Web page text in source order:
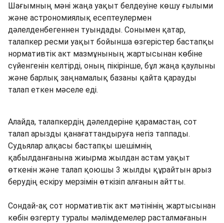
Шағымның мәні жаңа уақыт белдеуіне көшу ғылыми
және астрономиялық есептеулермен
дәлелденбегеннен туындады. Сонымен қатар,
талапкер ресми уақыт бойынша өзгерістер бастапқы
нормативтік акт мазмұнының жартысынан көбіне
сүйенгенін келтірді, оның пікірінше, бұл жаңа қаулыны
және барлық заңнамалық базаны қайта қарауды
талап еткен мәселе еді.
Алайда, талапкердің дәлелдеріне қарамастан, сот
талап арызды қанағаттандыруға негіз таппады.
Судьялар алқасы бастапқы шешімнің
қабылданғанына жиырма жылдан астам уақыт
өткенін және талап қоюшы 3 жылды құрайтын арыз
берудің ескіру мерзімін өткізіп алғанын айтты.
Сондай-ақ сот нормативтік акт мәтінінің жартысынан
көбін өзгерту туралы мәлімдемелер расталмағанын